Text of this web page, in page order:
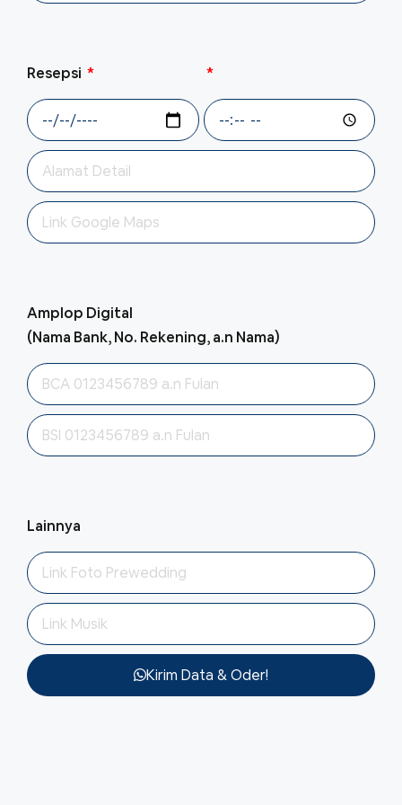
Resepsi
Amplop Digital
(Nama Bank, No. Rekening, a.n Nama)
Lainnya
Kirim Data & Oder!